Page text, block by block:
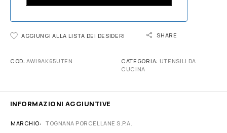
AGGIUNGI ALLA LISTA DEI DESIDERI SHARE
COD:AWI9AK65UTEN CATEGORIA: UTENSILI DA
CUCINA
INFORMAZIONI AGGIUNTIVE
MARCHIO TOGNANA PORCELLANE S.P.A.